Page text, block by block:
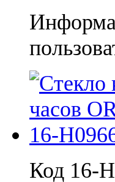
Код 16-